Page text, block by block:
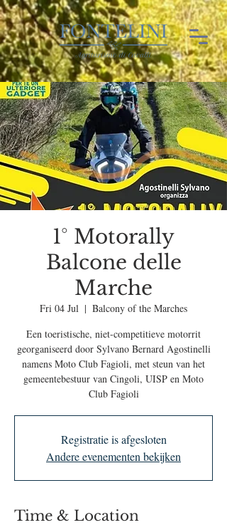
1° Motorally
Balcone delle
Marche
Fri 04 Jul
  |
Balcony of the Marches
Een toeristische, niet‑competitieve motorrit
georganiseerd door Sylvano Bernard Agostinelli
namens Moto Club Fagioli, met steun van het
gemeente­bestuur van Cingoli, UISP en Moto
Club Fagioli
Registratie is afgesloten
Andere evenementen bekijken
Time & Location